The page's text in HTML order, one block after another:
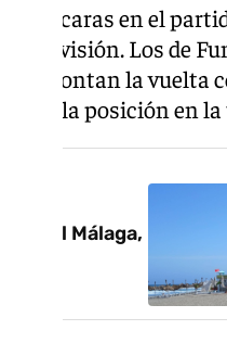
las caras en el
División. Los de
1), afrontan la vuelta
por la posición en
el Málaga,